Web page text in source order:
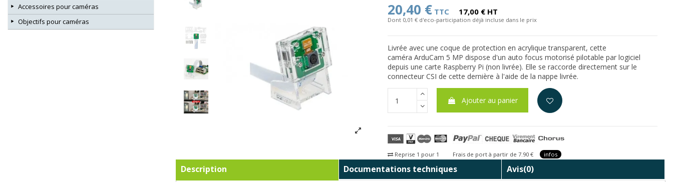
20,40 € TTC 17,00 € HT
Dont 0,01 € d'eco-participation déjà incluse dans le prix
Livrée avec une coque de protection en acrylique transparent, cette
caméra ArduCam 5 MP dispose d'un auto focus motorisé pilotable par logiciel
depuis une carte Raspberry Pi (non livrée). Elle se raccorde directement sur le
connecteur CSI de cette dernière à l'aide de la nappe livrée.
Ajouter au panier
Reprise 1 pour 1 Frais de port à partir de 7.90 € infos
Description Documentations techniques Avis(0)
Accessoires pour caméras
Objectifs pour caméras